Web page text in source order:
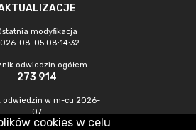
modyfikacja
08-05 08:14:32
odwiedzin ogółem
273 914
odwiedzin w m-cu 2026-
07
703
cookies w celu